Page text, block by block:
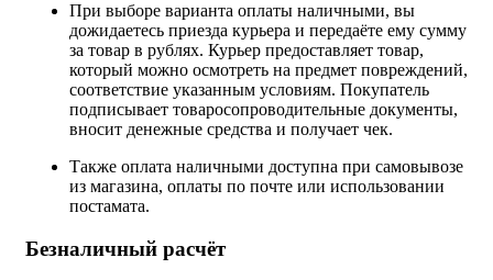
При выборе варианта оплаты наличными, вы
дожидаетесь приезда курьера и передаёте ему сумму
за товар в рублях. Курьер предоставляет товар,
который можно осмотреть на предмет повреждений,
соответствие указанным условиям. Покупатель
подписывает товаросопроводительные документы,
вносит денежные средства и получает чек.
Также оплата наличными доступна при самовывозе
из магазина, оплаты по почте или использовании
постамата.
Безналичный расчёт